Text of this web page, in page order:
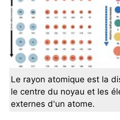
Le rayon atomique est la
le centre du noyau et les
externes d'un atome.